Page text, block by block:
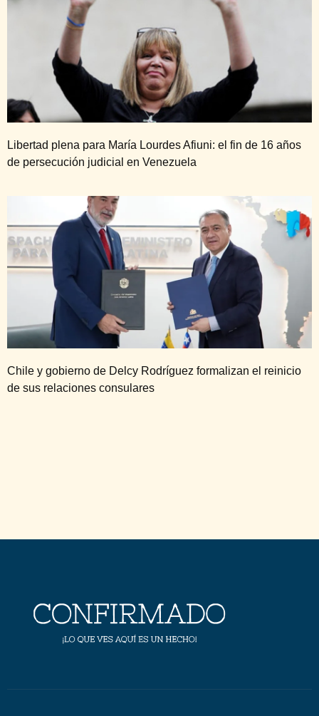
Libertad plena para María Lourdes Afiuni: el fin de 16 años
de persecución judicial en Venezuela
Chile y gobierno de Delcy Rodríguez formalizan el reinicio
de sus relaciones consulares